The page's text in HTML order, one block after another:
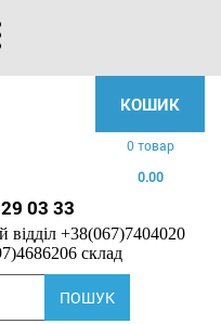
КОШИК
0 товар
0.00
03 33
відділ +38(067)7404020
склад